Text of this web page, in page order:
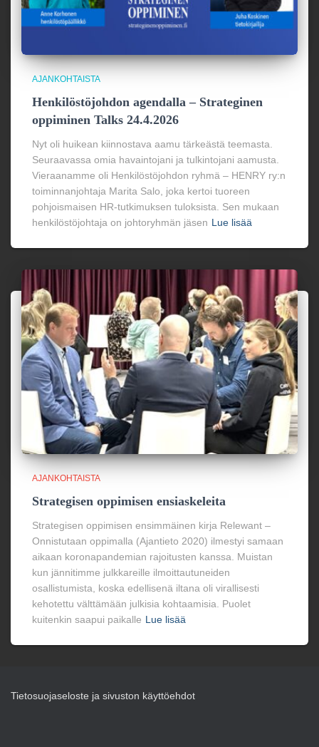
AJANKOHTAISTA
Henkilöstöjohdon agendalla – Strateginen
oppiminen Talks 24.4.2026
Nyt oli huikean kiinnostava aamu tärkeästä teemasta.
Seuraavassa omia havaintojani ja tulkintojani aamusta.
Vieraanamme oli Henkilöstöjohdon ryhmä – HENRY ry:n
toiminnanjohtaja Marita Salo, joka kertoi tuoreen
pohjoismaisen HR-tutkimuksen tuloksista. Sen mukaan
henkilöstöjohtaja on johtoryhmän jäsen Lue lisää
AJANKOHTAISTA
Strategisen oppimisen ensiaskeleita
Strategisen oppimisen ensimmäinen kirja Relewant –
Onnistutaan oppimalla (Ajantieto 2020) ilmestyi samaan
aikaan koronapandemian rajoitusten kanssa. Muistan
kun jännitimme julkkareille ilmoittautuneiden
osallistumista, koska edellisenä iltana oli virallisesti
kehotettu välttämään julkisia kohtaamisia. Puolet
kuitenkin saapui paikalle Lue lisää
Tietosuojaseloste ja sivuston käyttöehdot